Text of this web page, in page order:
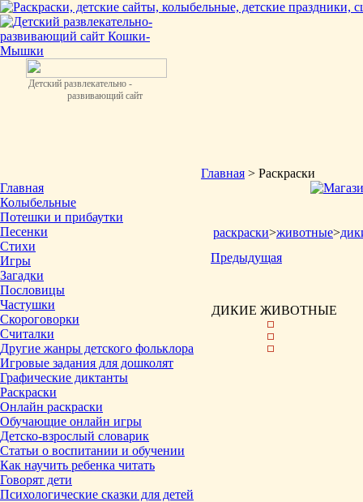
Детский развлекательно -
развивающий сайт
Главная
Колыбельные
Потешки и прибаутки
Песенки
Стихи
Игры
Загадки
Пословицы
Частушки
Скороговорки
Считалки
Другие жанры детского фольклора
Игровые задания для дошколят
Графические диктанты
Раскраски
Онлайн раскраски
Обучающие онлайн игры
Детско-взрослый словарик
Статьи о воспитании и обучении
Как научить ребенка читать
Говорят дети
Психологические сказки для детей
Главная > Раскраски
раскраски>животные>
Предыдущая
ДИКИЕ ЖИВОТНЫЕ